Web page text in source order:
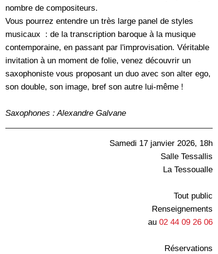
nombre de compositeurs.
Vous pourrez entendre un très large panel de styles
musicaux : de la transcription baroque à la musique
contemporaine, en passant par l'improvisation. Véritable
invitation à un moment de folie, venez découvrir un
saxophoniste vous proposant un duo avec son alter ego,
son double, son image, bref son autre lui-même !
Saxophones : Alexandre Galvane
Samedi 17 janvier 2026, 18h
Salle Tessallis
La Tessoualle
Tout public
Renseignements
au 02 44 09 26 06
Réservations